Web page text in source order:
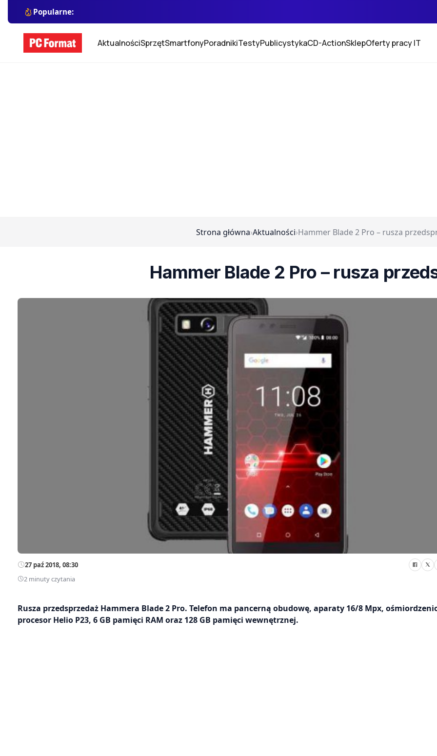
Popularne:
AktualnościSprzętSmartfonyPoradnikiTestyPublicystykaCD-ActionSklepOferty pracy IT
Strona główna›Aktualności›Hammer Blade 2 Pro – rusza
Hammer Blade 2 Pro – rusza
27 paź 2018, 08:30
2 minuty czytania
Rusza przedsprzedaż Hammera Blade 2 Pro. Telefon ma pancerną obudowę, aparaty 16/8 Mpx,
procesor Helio P23, 6 GB pamięci RAM oraz 128 GB pamięci wewnętrznej.